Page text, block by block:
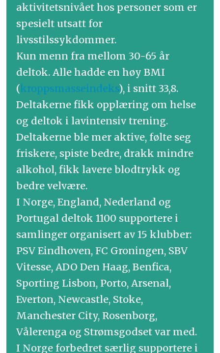
aktivitetsnivået hos personer som er
spesielt utsatt for
livsstilssykdommer.
Kun menn fra mellom 30-65 år
deltok. Alle hadde en høy BMI
(kroppsmasseindeks), i snitt 33,8.
Deltakerne fikk opplæring om helse
og deltok i lavintensiv trening.
Deltakerne ble mer aktive, følte seg
friskere, spiste bedre, drakk mindre
alkohol, fikk lavere blodtrykk og
bedre velvære.
I Norge, England, Nederland og
Portugal deltok 1100 supportere i
samlinger organisert av 15 klubber:
PSV Eindhoven, FC Groningen, SBV
Vitesse, ADO Den Haag, Benfica,
Sporting Lisbon, Porto, Arsenal,
Everton, Newcastle, Stoke,
Manchester City, Rosenborg,
Vålerenga og Strømsgodset var med.
I Norge forbedret særlig supportere i